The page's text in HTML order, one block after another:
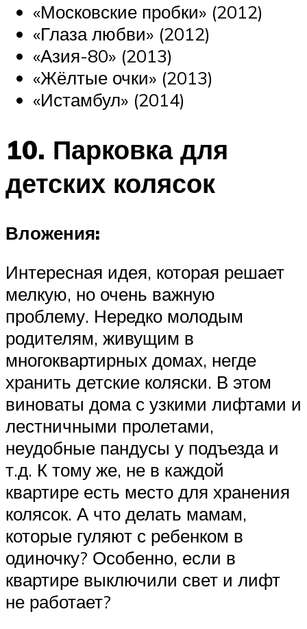
«Московские пробки» (2012)
«Глаза любви» (2012)
«Азия-80» (2013)
«Жёлтые очки» (2013)
«Истамбул» (2014)
10. Парковка для
детских колясок
Вложения:
Интересная идея, которая решает
мелкую, но очень важную
проблему. Нередко молодым
родителям, живущим в
многоквартирных домах, негде
хранить детские коляски. В этом
виноваты дома с узкими лифтами и
лестничными пролетами,
неудобные пандусы у подъезда и
т.д. К тому же, не в каждой
квартире есть место для хранения
колясок. А что делать мамам,
которые гуляют с ребенком в
одиночку? Особенно, если в
квартире выключили свет и лифт
не работает?